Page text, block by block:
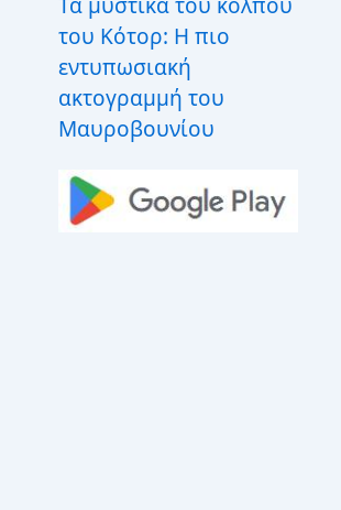
του Κότορ: Η πιο
εντυπωσιακή
ακτογραμμή του
Μαυροβουνίου